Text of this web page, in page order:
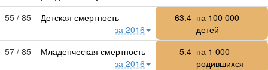
55 / 85
Детская смертность
за 2016
63.4 на 100 000
детей
57 / 85
Младенческая смертность
за 2016
5.4 на 1 000
родившихся